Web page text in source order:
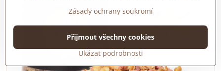
Zásady ochrany soukromí
Ukázat podrobnosti
Přijmout všechny cookies